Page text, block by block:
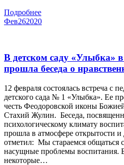
Подробнее
Фев262020
В детском саду «Улыбка»
прошла беседа о
12 февраля состоялась встреча с
детского сада № 1 «Улыбка». Ее
честь Феодоровской иконы
Стахий Жулин. Беседа,
психологическому климату
прошла в атмосфере открытости
отметил: Мы стараемся общаться
насущные проблемы воспитания.
некоторые…